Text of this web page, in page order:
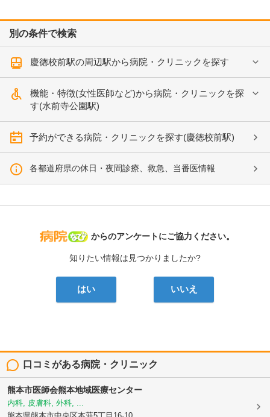
別の条件で検索
慶徳校前駅の周辺駅から病院・クリニックを探す
機能・特徴(女性医師など)から病院・クリニックを探
す(水前寺公園駅)
予約ができる病院・クリニックを探す(慶徳校前駅)
各都道府県の休日・夜間診療、救急、当番医情報
病院なび
からのアンケートにご協力ください。
知りたい情報は見つかりましたか?
はい いいえ
口コミがある病院・クリニック
熊本市医師会熊本地域医療センター
内科, 皮膚科, 外科, ...